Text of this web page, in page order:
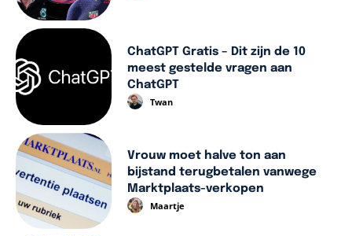
ChatGPT Gratis – Dit zijn de 10
meest gestelde vragen aan
ChatGPT
Twan
Vrouw moet halve ton aan
bijstand terugbetalen vanwege
Marktplaats-verkopen
Maartje